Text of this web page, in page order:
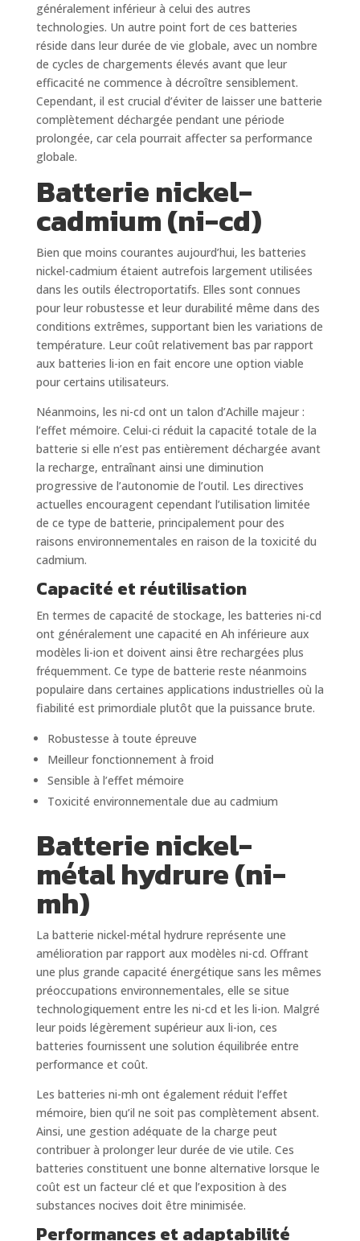
généralement inférieur à celui des autres
technologies. Un autre point fort de ces batteries
réside dans leur durée de vie globale, avec un nombre
de cycles de chargements élevés avant que leur
efficacité ne commence à décroître sensiblement.
Cependant, il est crucial d’éviter de laisser une batterie
complètement déchargée pendant une période
prolongée, car cela pourrait affecter sa performance
globale.
Batterie nickel-
cadmium (ni-cd)
Bien que moins courantes aujourd’hui, les batteries
nickel-cadmium étaient autrefois largement utilisées
dans les outils électroportatifs. Elles sont connues
pour leur robustesse et leur durabilité même dans des
conditions extrêmes, supportant bien les variations de
température. Leur coût relativement bas par rapport
aux batteries li-ion en fait encore une option viable
pour certains utilisateurs.
Néanmoins, les ni-cd ont un talon d’Achille majeur :
l’effet mémoire. Celui-ci réduit la capacité totale de la
batterie si elle n’est pas entièrement déchargée avant
la recharge, entraînant ainsi une diminution
progressive de l’autonomie de l’outil. Les directives
actuelles encouragent cependant l’utilisation limitée
de ce type de batterie, principalement pour des
raisons environnementales en raison de la toxicité du
cadmium.
Capacité et réutilisation
En termes de capacité de stockage, les batteries ni-cd
ont généralement une capacité en Ah inférieure aux
modèles li-ion et doivent ainsi être rechargées plus
fréquemment. Ce type de batterie reste néanmoins
populaire dans certaines applications industrielles où la
fiabilité est primordiale plutôt que la puissance brute.
Robustesse à toute épreuve
Meilleur fonctionnement à froid
Sensible à l’effet mémoire
Toxicité environnementale due au cadmium
Batterie nickel-
métal hydrure (ni-
mh)
La batterie nickel-métal hydrure représente une
amélioration par rapport aux modèles ni-cd. Offrant
une plus grande capacité énergétique sans les mêmes
préoccupations environnementales, elle se situe
technologiquement entre les ni-cd et les li-ion. Malgré
leur poids légèrement supérieur aux li-ion, ces
batteries fournissent une solution équilibrée entre
performance et coût.
Les batteries ni-mh ont également réduit l’effet
mémoire, bien qu’il ne soit pas complètement absent.
Ainsi, une gestion adéquate de la charge peut
contribuer à prolonger leur durée de vie utile. Ces
batteries constituent une bonne alternative lorsque le
coût est un facteur clé et que l’exposition à des
substances nocives doit être minimisée.
Performances et adaptabilité